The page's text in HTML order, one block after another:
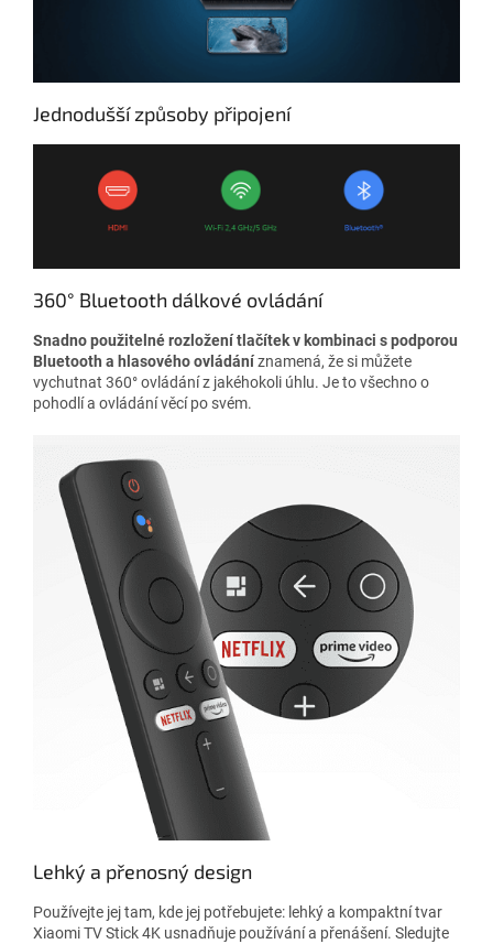
Jednodušší způsoby připojení
360° Bluetooth dálkové ovládání
Snadno použitelné rozložení tlačítek v kombinaci s podporou
Bluetooth a hlasového ovládáníznamená, že si můžete
vychutnat 360° ovládání z jakéhokoli úhlu. Je to všechno o
pohodlí a ovládání věcí po svém.
Lehký a přenosný design
Používejte jej tam, kde jej potřebujete: lehký a kompaktní tvar
Xiaomi TV Stick 4K usnadňuje používání a přenášení. Sledujte